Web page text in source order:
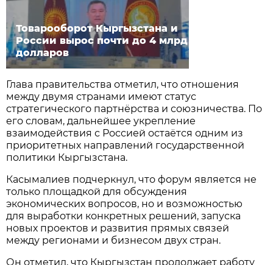
Товарооборот Кыргызстана и
России вырос почти до 4 млрд
долларов
Глава правительства отметил, что отношения
между двумя странами имеют статус
стратегического партнёрства и союзничества. По
его словам, дальнейшее укрепление
взаимодействия с Россией остаётся одним из
приоритетных направлений государственной
политики Кыргызстана.
Касымалиев подчеркнул, что форум является не
только площадкой для обсуждения
экономических вопросов, но и возможностью
для выработки конкретных решений, запуска
новых проектов и развития прямых связей
между регионами и бизнесом двух стран.
Он отметил, что Кыргызстан продолжает работу